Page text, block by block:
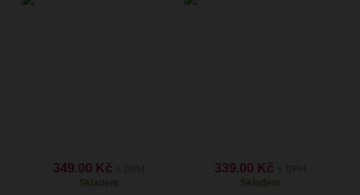
349.00 Kč
Skladem
339.00 Kč
Skladem